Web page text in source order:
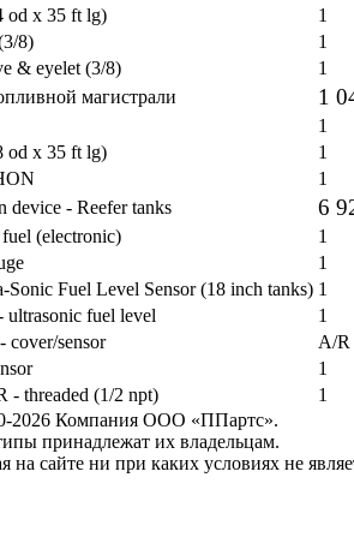
od x 35 ft lg)
1
8)
1
& eyelet (3/8)
1
магистрали 1
1
od x 35 ft lg)
1
1
device - Reefer tanks 6
(electronic)
1
1
Fuel Level Sensor (18 inch tanks) 1
ultrasonic fuel level
1
sensor
A/R
1
- threaded (1/2 npt)
1
2026 Компания ООО «ППартс».
принадлежат их владельцам.
на сайте ни при каких условиях не